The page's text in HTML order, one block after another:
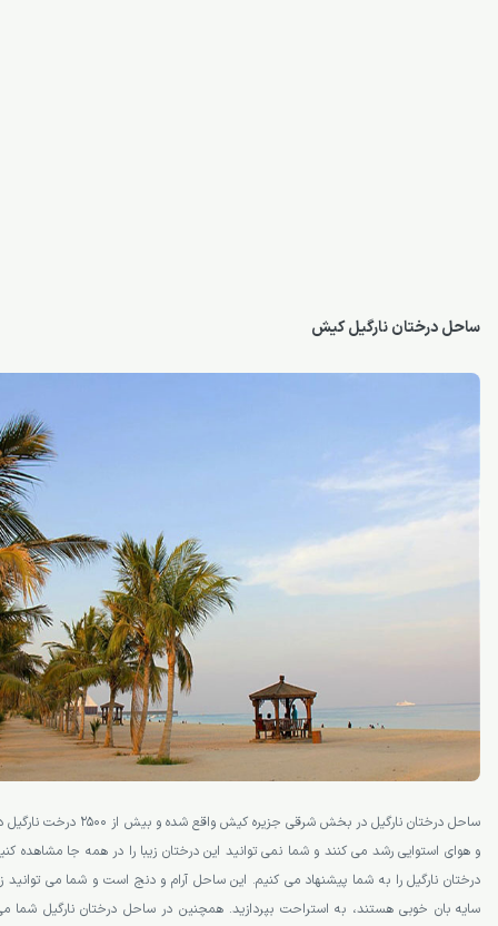
ساحل درختان نارگیل کیش
ساحل درختان نارگیل در بخش
و هوای استوایی رشد می کنند و شما نمی­ توانید این درختان زیبا را در همه جا مشاهده
درختان نارگیل را به شما پیشنهاد می­ کنیم. این ساحل آرام و دنج است و شما می­ توانید
سایه­ بان خوبی هستند، به استراحت بپردازید. همچنین در ساحل درختان نارگیل شما